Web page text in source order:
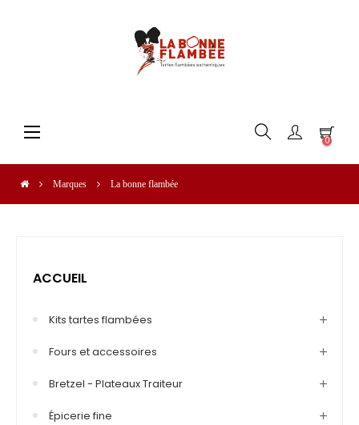
Basculer
navigation
☰ 0
Marques La bonne flambée
ACCUEIL
Kits tartes flambées
Fours et accessoires
Bretzel - Plateaux Traiteur
Épicerie fine